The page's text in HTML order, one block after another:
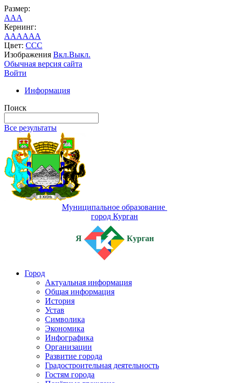
Размер:
AAA
Кернинг:
AAAAAA
Цвет: CCC
Изображения Вкл.Выкл.
Обычная версия сайта
Войти
Информация
Поиск
Все результаты
Муниципальное образование
город Курган
Я Курган
Город
Актуальная информация
Общая информация
История
Устав
Символика
Экономика
Инфографика
Организации
Развитие города
Градостроительная деятельность
Гостям города